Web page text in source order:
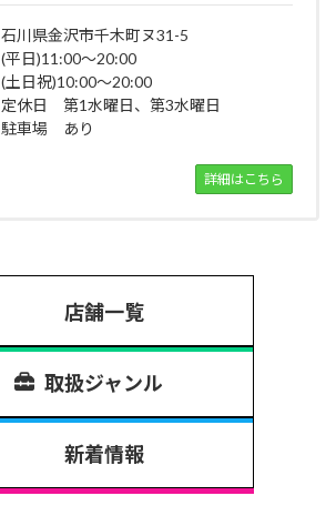
石川県金沢市千木町ヌ31-5
(平日)11:00～20:00
(土日祝)10:00～20:00
定休日 第1水曜日、第3水曜日
駐車場 あり
詳細はこちら
店舗一覧
取扱ジャンル
新着情報